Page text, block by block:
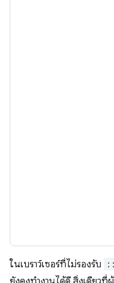
ในเบราว์เซอร์ที่ไม่รองรับ